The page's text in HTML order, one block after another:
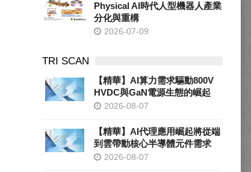
Physical AI時代人型機器人產業
分化與重構
2026-07-09
TRI SCAN
【精華】AI算力需求驅動800V
HVDC與GaN電源生態的崛起
2026-08-07
【精華】AI代理應用崛起將從端
到雲帶動核心半導體元件需求
2026-08-07